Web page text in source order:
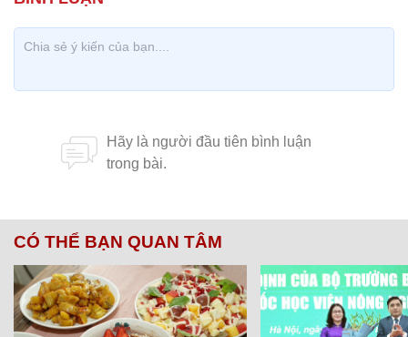
CÓ THỂ BẠN QUAN TÂM